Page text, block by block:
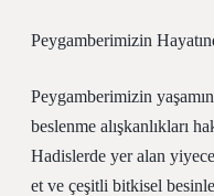
Peygamberimizin
Peygamberimizin
beslenme alışkanlıkları
Hadislerde yer alan
et ve çeşitli bitkisel